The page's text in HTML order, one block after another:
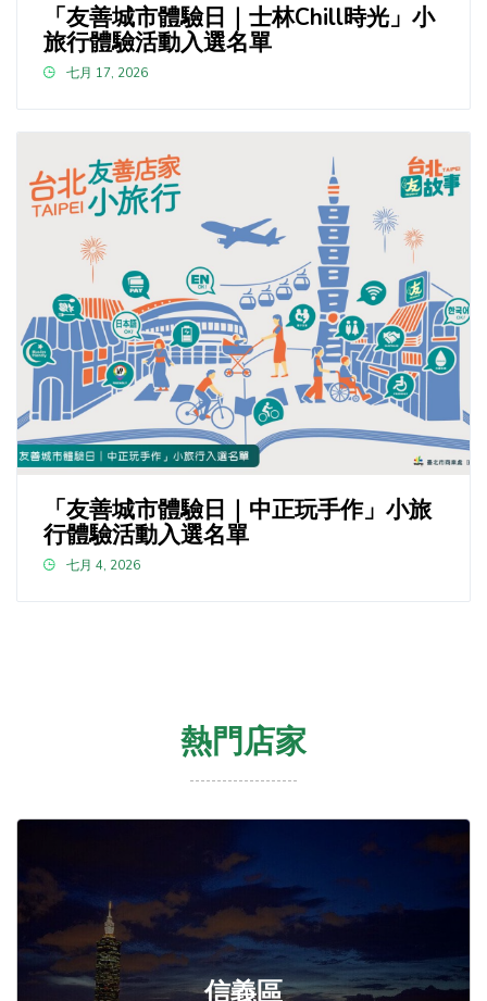
「友善城市體驗日｜士林Chill時光」小
旅行體驗活動入選名單
七月 17, 2026
「友善城市體驗日｜中正玩手作」小旅
行體驗活動入選名單
七月 4, 2026
熱門店家
信義區